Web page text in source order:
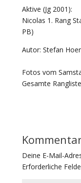
Aktive (Jg 2001):
Nicolas 1. Rang
PB)
Autor: Stefan
Fotos vom
Gesamte
Deine E-Mail-
Erforderliche